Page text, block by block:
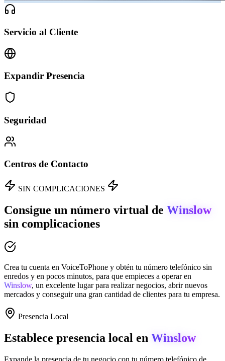
Servicio al Cliente
Expandir Presencia
Seguridad
Centros de Contacto
SIN COMPLICACIONES
Consigue un número virtual de Winslow
sin complicaciones
Crea tu cuenta en VoiceToPhone y obtén tu número telefónico sin
enredos y en pocos minutos, para que empieces a operar en
Winslow, un excelente lugar para realizar negocios, abrir nuevos
mercados y conseguir una gran cantidad de clientes para tu empresa.
Presencia Local
Establece presencia local en Winslow
Expande la presencia de tu negocio con tu número telefónico de